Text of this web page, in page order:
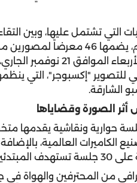
يقدمون 700 صورة تروي حكاية
وصحفية إبداعية عريقة، تنطلق
للتصوير "إكسبوجر"، التي
الشارقة.
الصورة وقضاياها
المهرجان طيلة أيام فعالياته 18 جلسة
الكاميرات العالمية،
من المحترفين والهواة